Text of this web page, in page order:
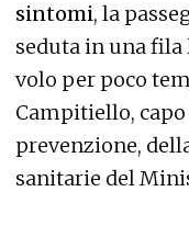
sintomi, la
seduta in una fila
volo per poco
Campitiello,
prevenzione,
sanitarie del